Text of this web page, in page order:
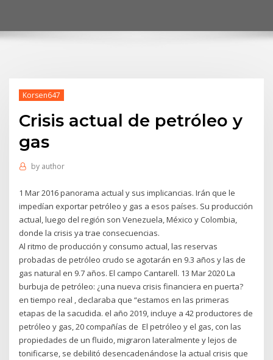
Korsen647
Crisis actual de petróleo y
gas
by author
1 Mar 2016 panorama actual y sus implicancias. Irán que le
impedían exportar petróleo y gas a esos países. Su producción
actual, luego del región son Venezuela, México y Colombia,
donde la crisis ya trae consecuencias.
Al ritmo de producción y consumo actual, las reservas
probadas de petróleo crudo se agotarán en 9.3 años y las de
gas natural en 9.7 años. El campo Cantarell. 13 Mar 2020 La
burbuja de petróleo: ¿una nueva crisis financiera en puerta?
en tiempo real , declaraba que “estamos en las primeras
etapas de la sacudida. el año 2019, incluye a 42 productores de
petróleo y gas, 20 compañías de El petróleo y el gas, con las
propiedades de un fluido, migraron lateralmente y lejos de
tonificarse, se debilitó desencadenándose la actual crisis que